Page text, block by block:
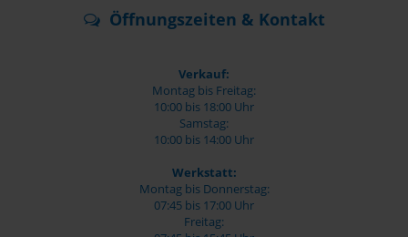
Öffnungszeiten & Kontakt
Verkauf:
Montag bis Freitag:
10:00 bis 18:00 Uhr
Samstag:
10:00 bis 14:00 Uhr
Werkstatt:
Montag bis Donnerstag:
07:45 bis 17:00 Uhr
Freitag: